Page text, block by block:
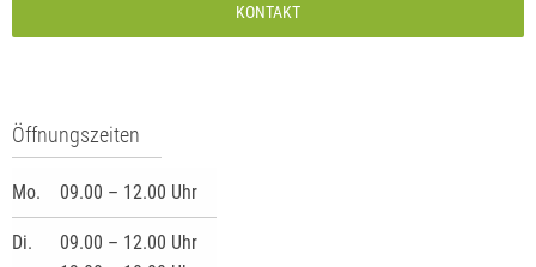
KONTAKT
Öffnungszeiten
Mo. 09.00 – 12.00 Uhr
Di.
09.00 – 12.00 Uhr